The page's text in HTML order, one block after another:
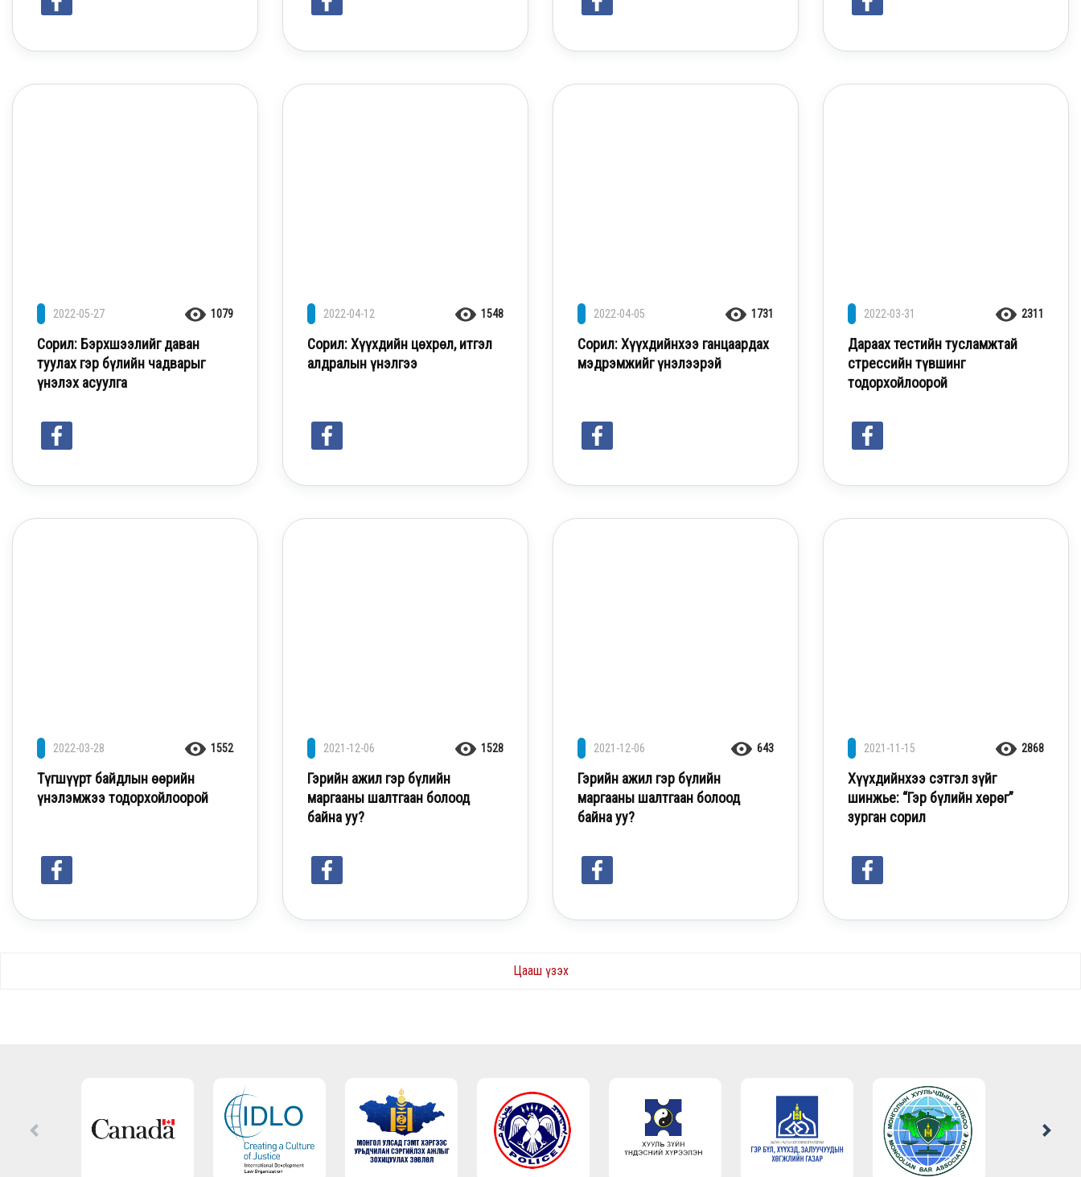
2022-05-27 1079
Сорил: Бэрхшээлийг даван
туулах гэр бүлийн чадварыг
үнэлэх асуулга
2022-04-12 1548
Сорил: Хүүхдийн цөхрөл, итгэл
алдралын үнэлгээ
2022-04-05 1731
Сорил: Хүүхдийнхээ ганцаардах
мэдрэмжийг үнэлээрэй
2022-03-31 2311
Дараах тестийн тусламжтай
стрессийн түвшинг
тодорхойлоорой
2022-03-28 1552
Түгшүүрт байдлын өөрийн
үнэлэмжээ тодорхойлоорой
2021-12-06 1528
Гэрийн ажил гэр бүлийн
маргааны шалтгаан болоод
байна уу?
2021-12-06 643
Гэрийн ажил гэр бүлийн
маргааны шалтгаан болоод
байна уу?
2021-11-15 2868
Хүүхдийнхээ сэтгэл зүйг
шинжье: “Гэр бүлийн хөрөг”
зурган сорил
Цааш үзэх